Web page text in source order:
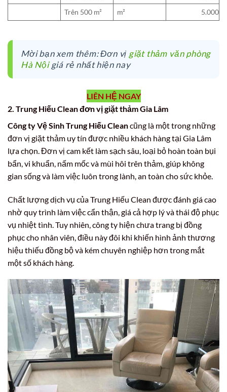
Trên 500 m²
m² 5.000
Mời bạn xem thêm: Đơn vị giặt thảm văn phòng
Hà Nộigiá rẻ nhất hiện nay
LIÊN HỆ NGAY
2. Trung Hiếu Clean đơn vị giặt thảm Gia Lâm
Công ty Vệ Sinh Trung Hiếu Cleancũng là một trong những
đơn vị giặt thảm uy tín được nhiều khách hàng tại Gia Lâm
lựa chọn. Đơn vị cam kết làm sạch sâu, loại bỏ hoàn toàn bụi
bẩn, vi khuẩn, nấm mốc và mùi hôi trên thảm, giúp không
gian sống và làm việc luôn trong lành, an toàn cho sức khỏe.
Chất lượng dịch vụ của Trung Hiếu Clean được đánh giá cao
nhờ quy trình làm việc cẩn thận, giá cả hợp lý và thái độ phục
vụ nhiệt tình. Tuy nhiên, công ty hiện chưa trang bị đồng
phục cho nhân viên, điều này đôi khi khiến hình ảnh thương
hiệu thiếu đồng bộ và kém chuyên nghiệp hơn trong mắt
một số khách hàng.